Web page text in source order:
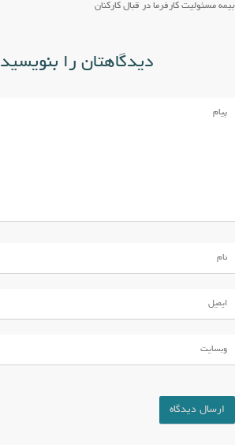
بیمه مسئولیت کارفرما در قبال کارکنان
دیدگاهتان را بنویسید